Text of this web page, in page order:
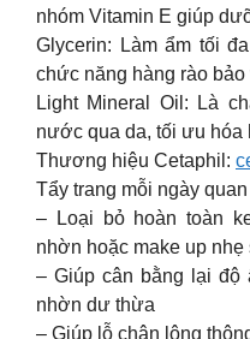
nhóm Vitamin E giúp
Glycerin: Làm ẩm tối
chức năng hàng rào bảo
Light Mineral Oil: Là
nước qua da, tối ưu hóa
Thương hiệu Cetaphil:
Tẩy trang mỗi ngày
– Loại bỏ hoàn toàn
nhờn hoặc make up nhẹ
– Giúp cân bằng lại độ
nhờn dư thừa
– Giúp lỗ chân lông